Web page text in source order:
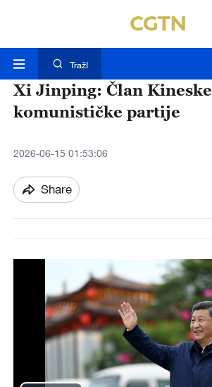
TražI
Xi Jinping: Član Kineske
komunističke partije
2026-06-15 01:53:06
Share